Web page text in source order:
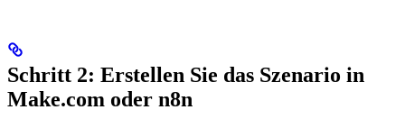
Schritt 2: Erstellen Sie das Szenario in
Make.com oder n8n